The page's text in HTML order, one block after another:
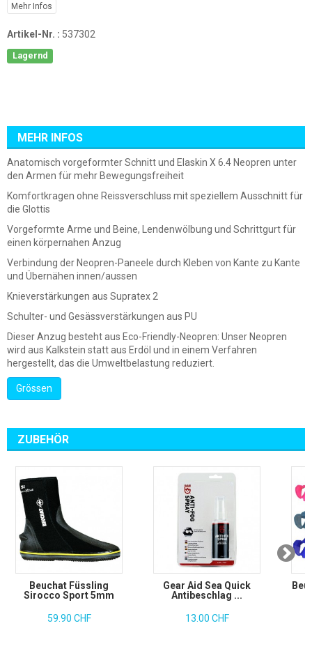
Mehr Infos
Artikel-Nr. : 537302
Lagernd
MEHR INFOS
Anatomisch vorgeformter Schnitt und Elaskin X 6.4 Neopren unter
den Armen für mehr Bewegungsfreiheit
Komfortkragen ohne Reissverschluss mit speziellem Ausschnitt für
die Glottis
Vorgeformte Arme und Beine, Lendenwölbung und Schrittgurt für
einen körpernahen Anzug
Verbindung der Neopren-Paneele durch Kleben von Kante zu Kante
und Übernähen innen/aussen
Knieverstärkungen aus Supratex 2
Schulter- und Gesässverstärkungen aus PU
Dieser Anzug besteht aus Eco-Friendly-Neopren: Unser Neopren
wird aus Kalkstein statt aus Erdöl und in einem Verfahren
hergestellt, das die Umweltbelastung reduziert.
Grössen
ZUBEHÖR
Beuchat Füssling
Sirocco Sport 5mm
59.90 CHF
Gear Aid Sea Quick
Antibeschlag ...
13.00 CHF